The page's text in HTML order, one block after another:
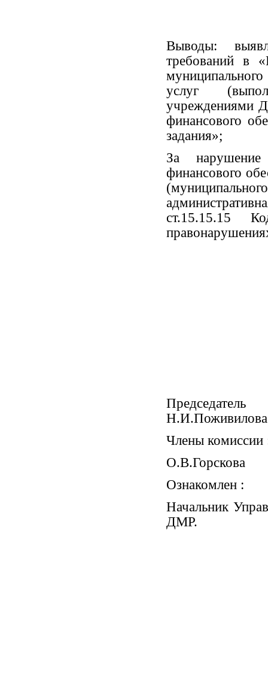
Выводы:
требований в
услуг
учреждениями
финансового
задания»;
За
финансового
ст.15.15.15
Н.И.Поживилова
Члены
О.В.Горскова
Ознакомлен :
Начальник
ДМР.